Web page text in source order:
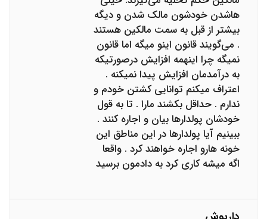
هاشدن خودشون مالک شدن و دیگه
بیشتر از قبل به سمت مالکین هستند
. می‌گویند قانون اینو میگه اما قانون
نمیگه چرا اینهمه افزایش درصورتیکه
به درآمدمان افزایش پیدا نمیکنه .
اعتراف میکنم توانایی کشتن خودم و
ندارم . حداقل بکشند مارا . تا به قول
خودشان پولدارها بیان و اجاره کنند .
ببینیم آیا پولدارها در این مناطق این
خونه هارو اجاره خواهند کرد . واقعا
اگه میشه کاری کرد به دادمون برسید